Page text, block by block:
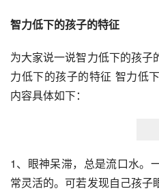
智力低下的孩子的特征
为大家说一说智力低下的孩子
力低下的孩子的特征 智力低
内容具体如下：
1、眼神呆滞，总是流口水。
常灵活的。可若发现自己孩子